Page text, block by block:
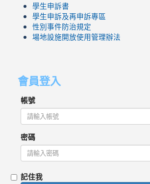
學生申訴書
學生申訴及再申訴專區
性別事件防治規定
場地設施開放使用管理辦法
會員登入
帳號
密碼
記住我